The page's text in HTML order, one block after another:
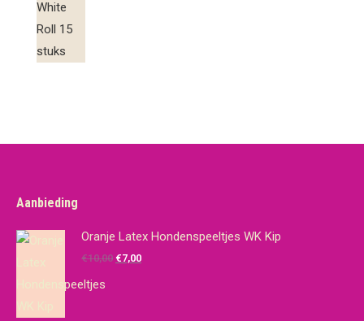
Aanbieding
Oranje Latex Hondenspeeltjes WK Kip
€10,00 Oorspronkelijke
€7,00Huidige